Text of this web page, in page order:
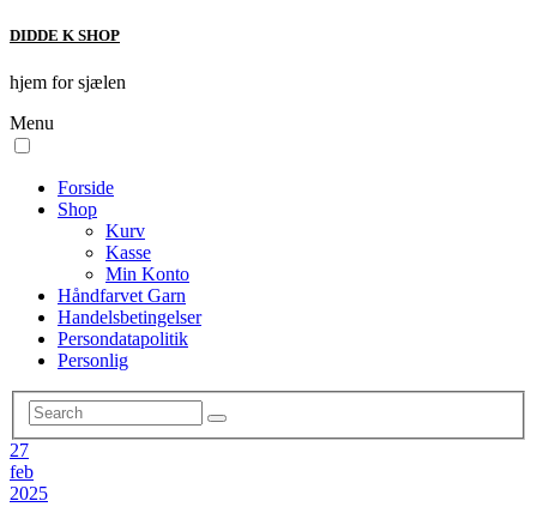
DIDDE K SHOP
hjem for sjælen
Menu
Forside
Shop
Kurv
Kasse
Min Konto
Håndfarvet Garn
Handelsbetingelser
Persondatapolitik
Personlig
27
feb
2025